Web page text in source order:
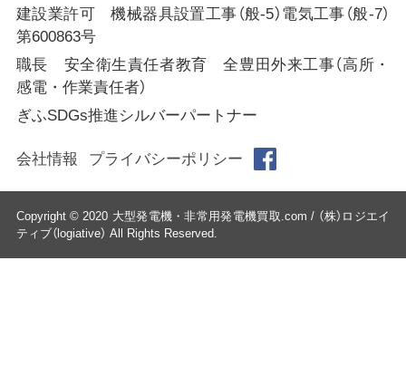
建設業許可 機械器具設置工事（般-5）電気工事（般-7）
第600863号
職長 安全衛生責任者教育 全豊田外来工事（高所・
感電・作業責任者）
ぎふSDGs推進シルバーパートナー
会社情報 プライバシーポリシー
Copyright © 2020 大型発電機・非常用発電機買取.com / （株）ロジエイ
ティブ（logiative） All Rights Reserved.